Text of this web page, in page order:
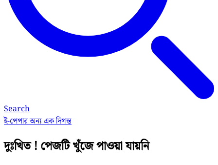
Search
ই-পেপারঅন্য এক দিগন্ত
দুঃখিত ! পেজটি খুঁজে পাওয়া যায়নি